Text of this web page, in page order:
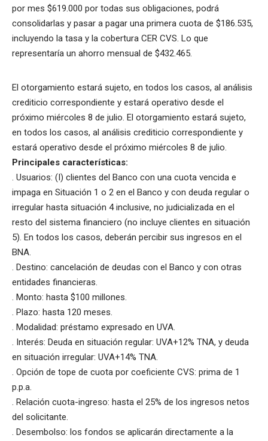
por mes $619.000 por todas sus obligaciones, podrá
consolidarlas y pasar a pagar una primera cuota de $186.535,
incluyendo la tasa y la cobertura CER CVS. Lo que
representaría un ahorro mensual de $432.465.
El otorgamiento estará sujeto, en todos los casos, al análisis
crediticio correspondiente y estará operativo desde el
próximo miércoles 8 de julio. El otorgamiento estará sujeto,
en todos los casos, al análisis crediticio correspondiente y
estará operativo desde el próximo miércoles 8 de julio.
Principales características:
. Usuarios: (I) clientes del Banco con una cuota vencida e
impaga en Situación 1 o 2 en el Banco y con deuda regular o
irregular hasta situación 4 inclusive, no judicializada en el
resto del sistema financiero (no incluye clientes en situación
5). En todos los casos, deberán percibir sus ingresos en el
BNA.
. Destino: cancelación de deudas con el Banco y con otras
entidades financieras.
. Monto: hasta $100 millones.
. Plazo: hasta 120 meses.
. Modalidad: préstamo expresado en UVA.
. Interés: Deuda en situación regular: UVA+12% TNA, y deuda
en situación irregular: UVA+14% TNA.
. Opción de tope de cuota por coeficiente CVS: prima de 1
p.p.a.
. Relación cuota-ingreso: hasta el 25% de los ingresos netos
del solicitante.
. Desembolso: los fondos se aplicarán directamente a la